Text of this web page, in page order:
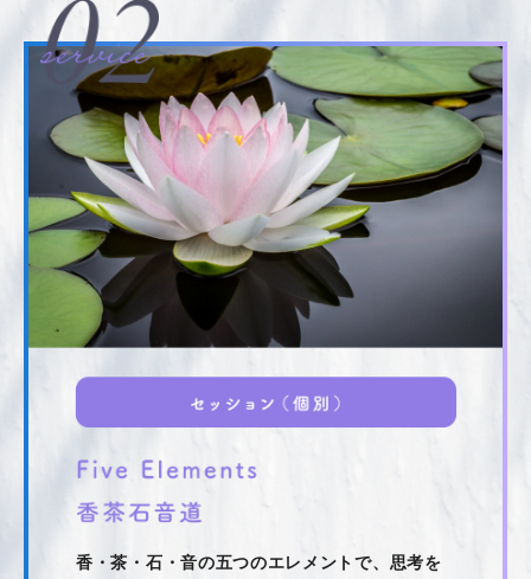
香・茶・石・音の五つのエレメントで、思考を